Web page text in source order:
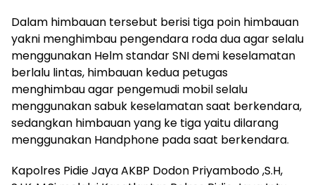
Dalam himbauan tersebut berisi tiga poin himbauan
yakni menghimbau pengendara roda dua agar selalu
menggunakan Helm standar SNI demi keselamatan
berlalu lintas, himbauan kedua petugas
menghimbau agar pengemudi mobil selalu
menggunakan sabuk keselamatan saat berkendara,
sedangkan himbauan yang ke tiga yaitu dilarang
menggunakan Handphone pada saat berkendara.
Kapolres Pidie Jaya AKBP Dodon Priyambodo ,S.H,